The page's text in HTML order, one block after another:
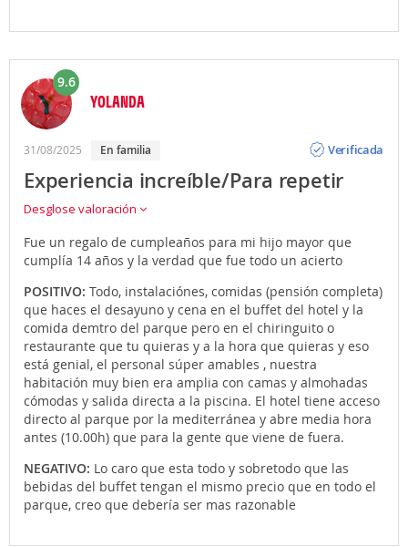
9.6
YOLANDA
31/08/2025 en familia
Verificada
Experiencia increíble/Para repetir
Desglose valoración
Fue un regalo de cumpleaños para mi hijo mayor que
cumplía 14 años y la verdad que fue todo un acierto
POSITIVO: Todo, instalaciónes, comidas (pensión completa)
que haces el desayuno y cena en el buffet del hotel y la
comida demtro del parque pero en el chiringuito o
restaurante que tu quieras y a la hora que quieras y eso
está genial, el personal súper amables , nuestra
habitación muy bien era amplia con camas y almohadas
cómodas y salida directa a la piscina. El hotel tiene acceso
directo al parque por la mediterránea y abre media hora
antes (10.00h) que para la gente que viene de fuera.
NEGATIVO: Lo caro que esta todo y sobretodo que las
bebidas del buffet tengan el mismo precio que en todo el
parque, creo que debería ser mas razonable